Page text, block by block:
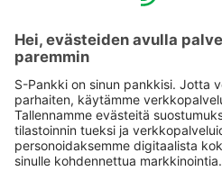
Käyttöehdot